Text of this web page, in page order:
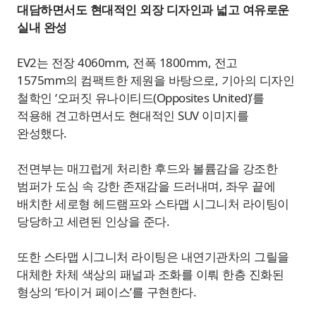
대담하면서도 현대적인 외장 디자인과 넓고 여유로운
실내 완성
EV2는 전장 4060mm, 전폭 1800mm, 전고
1575mm의 컴팩트한 제원을 바탕으로, 기아의 디자인
철학인 ‘오퍼짓 유나이티드(Opposites United)’를
적용해 견고하면서도 현대적인 SUV 이미지를
완성했다.
전면부는 매끄럽게 처리한 후드와 볼륨감을 강조한
범퍼가 도심 속 강한 존재감을 드러내며, 좌우 끝에
배치한 세로형 헤드램프와 스타맵 시그니처 라이팅이
당당하고 세련된 인상을 준다.
또한 스타맵 시그니처 라이팅은 내연기관차의 그릴을
대체한 차체 색상의 패널과 조화를 이뤄 한층 진화된
형상의 ‘타이거 페이스’를 구현한다.